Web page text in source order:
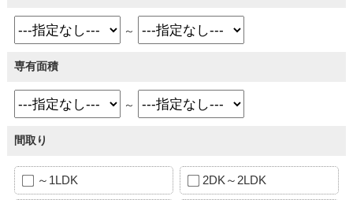
～
専有面積
～
間取り
～1LDK 2DK～2LDK